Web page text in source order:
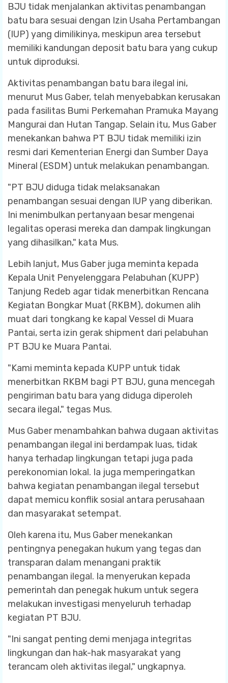
BJU tidak menjalankan aktivitas penambangan
batu bara sesuai dengan Izin Usaha Pertambangan
(IUP) yang dimilikinya, meskipun area tersebut
memiliki kandungan deposit batu bara yang cukup
untuk diproduksi.
Aktivitas penambangan batu bara ilegal ini,
menurut Mus Gaber, telah menyebabkan kerusakan
pada fasilitas Bumi Perkemahan Pramuka Mayang
Mangurai dan Hutan Tangap. Selain itu, Mus Gaber
menekankan bahwa PT BJU tidak memiliki izin
resmi dari Kementerian Energi dan Sumber Daya
Mineral (ESDM) untuk melakukan penambangan.
"PT BJU diduga tidak melaksanakan
penambangan sesuai dengan IUP yang diberikan.
Ini menimbulkan pertanyaan besar mengenai
legalitas operasi mereka dan dampak lingkungan
yang dihasilkan," kata Mus.
Lebih lanjut, Mus Gaber juga meminta kepada
Kepala Unit Penyelenggara Pelabuhan (KUPP)
Tanjung Redeb agar tidak menerbitkan Rencana
Kegiatan Bongkar Muat (RKBM), dokumen alih
muat dari tongkang ke kapal Vessel di Muara
Pantai, serta izin gerak shipment dari pelabuhan
PT BJU ke Muara Pantai.
"Kami meminta kepada KUPP untuk tidak
menerbitkan RKBM bagi PT BJU, guna mencegah
pengiriman batu bara yang diduga diperoleh
secara ilegal," tegas Mus.
Mus Gaber menambahkan bahwa dugaan aktivitas
penambangan ilegal ini berdampak luas, tidak
hanya terhadap lingkungan tetapi juga pada
perekonomian lokal. Ia juga memperingatkan
bahwa kegiatan penambangan ilegal tersebut
dapat memicu konflik sosial antara perusahaan
dan masyarakat setempat.
Oleh karena itu, Mus Gaber menekankan
pentingnya penegakan hukum yang tegas dan
transparan dalam menangani praktik
penambangan ilegal. Ia menyerukan kepada
pemerintah dan penegak hukum untuk segera
melakukan investigasi menyeluruh terhadap
kegiatan PT BJU.
"Ini sangat penting demi menjaga integritas
lingkungan dan hak-hak masyarakat yang
terancam oleh aktivitas ilegal," ungkapnya.